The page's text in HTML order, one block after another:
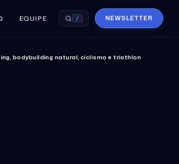
EQUIPE / NEWSLETTER
bodybuilding natural, ciclismo e triathlon